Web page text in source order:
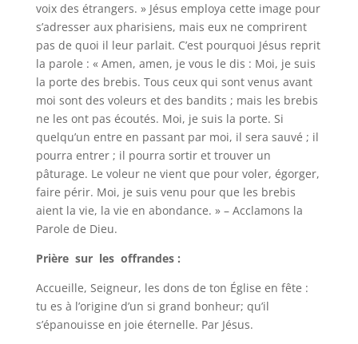
voix des étrangers. » Jésus employa cette image pour
s’adresser aux pharisiens, mais eux ne comprirent
pas de quoi il leur parlait. C’est pourquoi Jésus reprit
la parole : « Amen, amen, je vous le dis : Moi, je suis
la porte des brebis. Tous ceux qui sont venus avant
moi sont des voleurs et des bandits ; mais les brebis
ne les ont pas écoutés. Moi, je suis la porte. Si
quelqu’un entre en passant par moi, il sera sauvé ; il
pourra entrer ; il pourra sortir et trouver un
pâturage. Le voleur ne vient que pour voler, égorger,
faire périr. Moi, je suis venu pour que les brebis
aient la vie, la vie en abondance. » – Acclamons la
Parole de Dieu.
Prière sur les offrandes :
Accueille, Seigneur, les dons de ton Église en fête :
tu es à l’origine d’un si grand bonheur; qu’il
s’épanouisse en joie éternelle. Par Jésus.